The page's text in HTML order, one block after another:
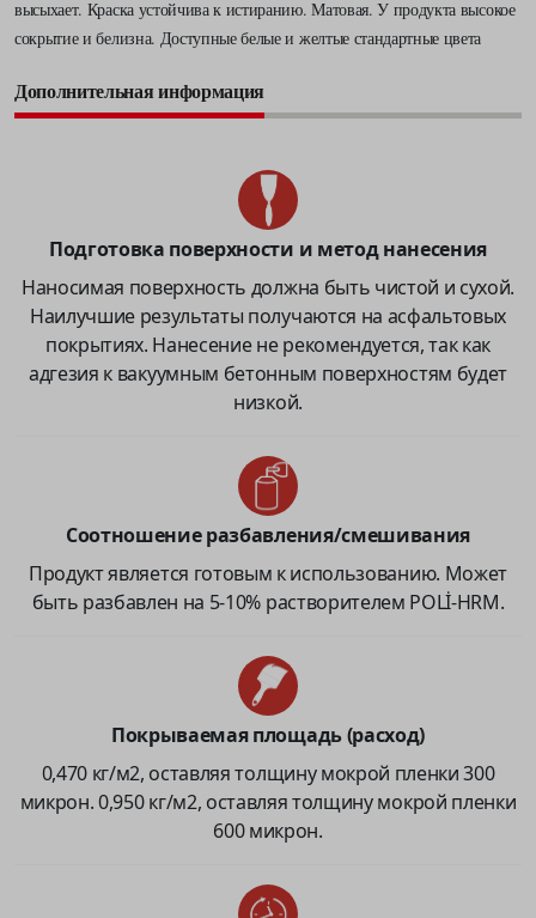
высыхает. Краска устойчива к истиранию. Матовая. У продукта высокое
сокрытие и белизна. Доступные белые и желтые стандартные цвета
Дополнительная информация
Подготовка поверхности и метод нанесения
Наносимая поверхность должна быть чистой и сухой.
Наилучшие результаты получаются на асфальтовых
покрытиях. Нанесение не рекомендуется, так как
адгезия к вакуумным бетонным поверхностям будет
низкой.
Соотношение разбавления/смешивания
Продукт является готовым к использованию. Может
быть разбавлен на 5-10% растворителем POLİ-HRM.
Покрываемая площадь (расход)
0,470 кг/м2, оставляя толщину мокрой пленки 300
микрон. 0,950 кг/м2, оставляя толщину мокрой пленки
600 микрон.